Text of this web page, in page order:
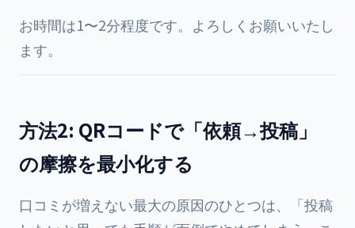
お時間は1〜2分程度です。よろしくお願いいたし
ます。
方法2: QRコードで「依頼→投稿」
の摩擦を最小化する
口コミが増えない最大の原因のひとつは、「投稿